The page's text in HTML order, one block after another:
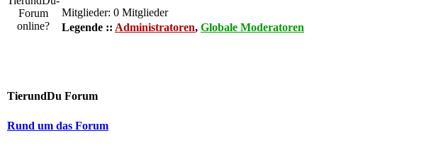
Mitglieder: 0 Mitglieder
Legende :: Administratoren, Globale Moderatoren
TierundDu Forum
Rund um das Forum